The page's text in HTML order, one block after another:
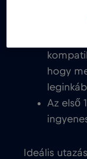
hogy
Az első
Ideális